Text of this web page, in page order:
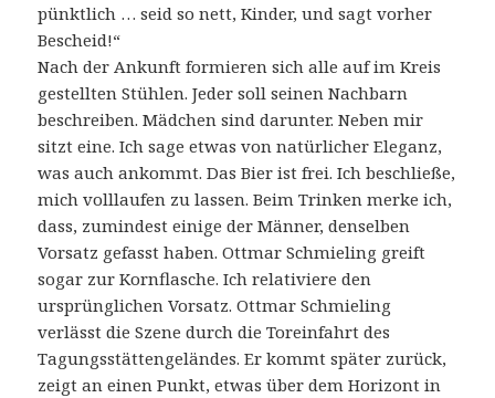
pünktlich … seid so nett, Kinder, und sagt vorher
Bescheid!“
Nach der Ankunft formieren sich alle auf im Kreis
gestellten Stühlen. Jeder soll seinen Nachbarn
beschreiben. Mädchen sind darunter. Neben mir
sitzt eine. Ich sage etwas von natürlicher Eleganz,
was auch ankommt. Das Bier ist frei. Ich beschließe,
mich volllaufen zu lassen. Beim Trinken merke ich,
dass, zumindest einige der Männer, denselben
Vorsatz gefasst haben. Ottmar Schmieling greift
sogar zur Kornflasche. Ich relativiere den
ursprünglichen Vorsatz. Ottmar Schmieling
verlässt die Szene durch die Toreinfahrt des
Tagungsstättengeländes. Er kommt später zurück,
zeigt an einen Punkt, etwas über dem Horizont in